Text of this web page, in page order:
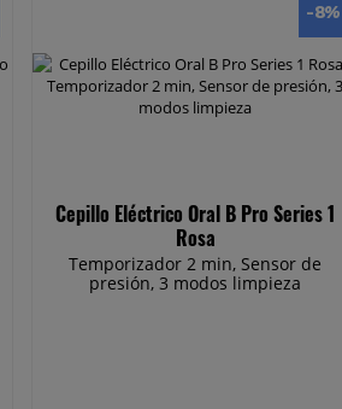
-8%
Cepillo Eléctrico Oral B Pro Series 1
Rosa
Temporizador 2 min, Sensor de
presión, 3 modos limpieza